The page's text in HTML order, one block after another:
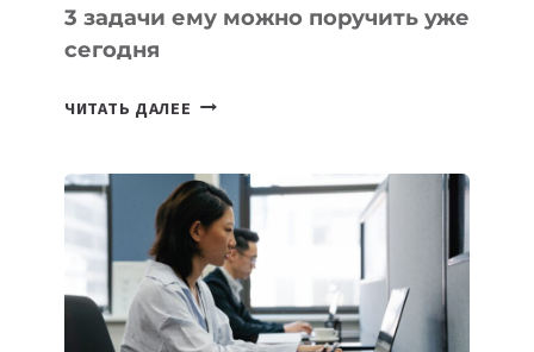
3 задачи ему можно поручить уже
сегодня
ЧИТАТЬ ДАЛЕЕ ИИ-
БИЗНЕСА:
КАКИЕ
3
ЗАДАЧИ
ЕМУ
МОЖНО